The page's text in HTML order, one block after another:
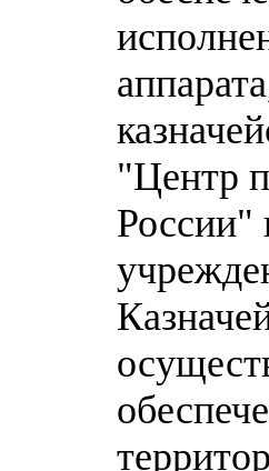
"Центр
России"